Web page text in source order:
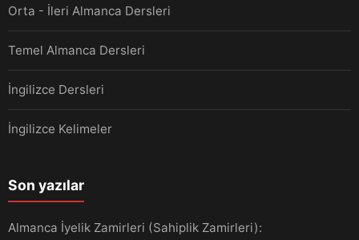
Orta - İleri Almanca Dersleri
Temel Almanca Dersleri
İngilizce Dersleri
İngilizce Kelimeler
Son yazılar
Almanca İyelik Zamirleri (Sahiplik Zamirleri):